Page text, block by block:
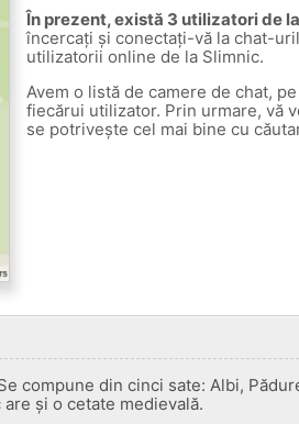
În prezent, există 3 utilizatori de
încercați și conectați-vă la chat-
utilizatorii online de la Slimnic.
Avem o listă de camere de chat,
fiecărui utilizator. Prin urmare, vă
se potrivește cel mai bine cu
compune din cinci sate: Albi,
și o cetate medievală.